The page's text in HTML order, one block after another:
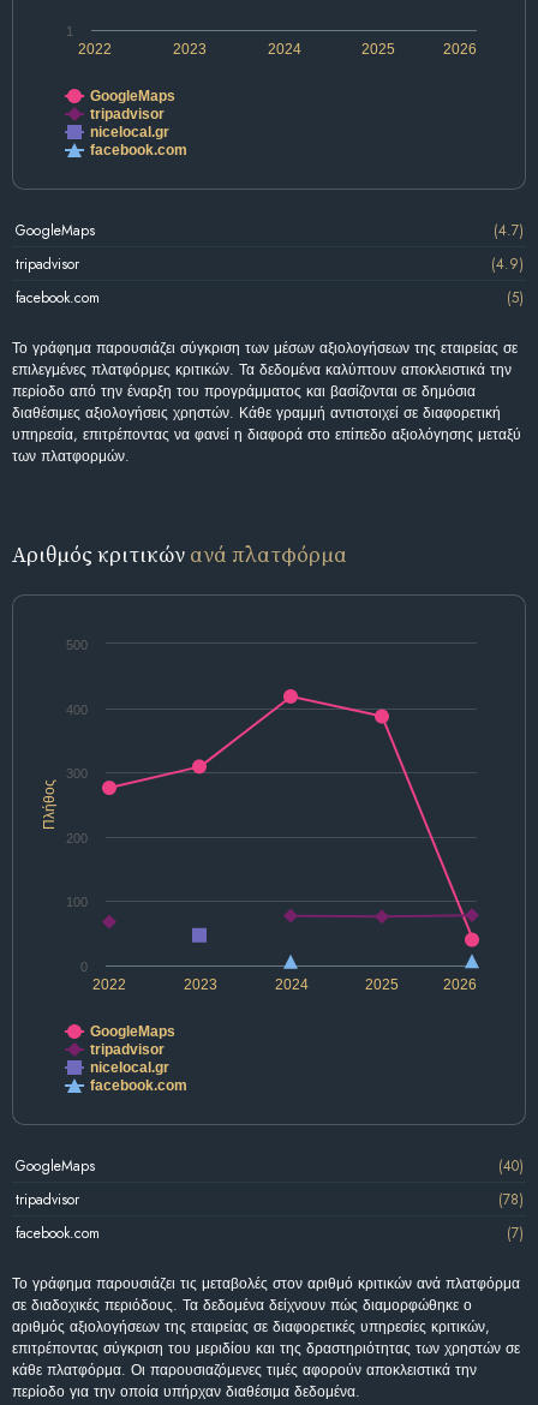
2022 2024 2026
2023 2025
1
GoogleMaps
tripadvisor
nicelocal.gr
facebook.com
GoogleMaps
(4.7)
tripadvisor
(4.9)
facebook.com
(5)
Το γράφημα παρουσιάζει σύγκριση των μέσων αξιολογήσεων της εταιρείας σε
επιλεγμένες πλατφόρμες κριτικών. Τα δεδομένα καλύπτουν αποκλειστικά την
περίοδο από την έναρξη του προγράμματος και βασίζονται σε δημόσια
διαθέσιμες αξιολογήσεις χρηστών. Κάθε γραμμή αντιστοιχεί σε διαφορετική
υπηρεσία, επιτρέποντας να φανεί η διαφορά στο επίπεδο αξιολόγησης μεταξύ
των πλατφορμών.
Αριθμός κριτικών ανά πλατφόρμα
Πλήθος
2022 2024 2026
2023 2025
0
100
200
300
400
500
GoogleMaps
tripadvisor
nicelocal.gr
facebook.com
GoogleMaps
(40)
tripadvisor
(78)
facebook.com
(7)
Το γράφημα παρουσιάζει τις μεταβολές στον αριθμό κριτικών ανά πλατφόρμα
σε διαδοχικές περιόδους. Τα δεδομένα δείχνουν πώς διαμορφώθηκε ο
αριθμός αξιολογήσεων της εταιρείας σε διαφορετικές υπηρεσίες κριτικών,
επιτρέποντας σύγκριση του μεριδίου και της δραστηριότητας των χρηστών σε
κάθε πλατφόρμα. Οι παρουσιαζόμενες τιμές αφορούν αποκλειστικά την
περίοδο για την οποία υπήρχαν διαθέσιμα δεδομένα.